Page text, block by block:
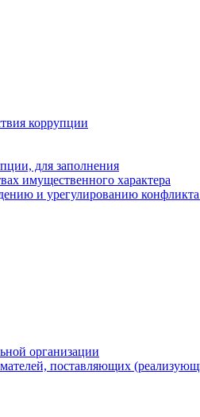
коррупции
для заполнения
имущественного характера
и урегулированию конфликта
организации
поставляющих